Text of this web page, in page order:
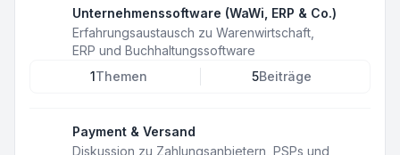
Unternehmenssoftware (WaWi, ERP & Co.)
Erfahrungsaustausch zu Warenwirtschaft,
ERP und Buchhaltungssoftware
1Themen 5Beiträge
Payment & Versand
Diskussion zu Zahlungsanbietern, PSPs und